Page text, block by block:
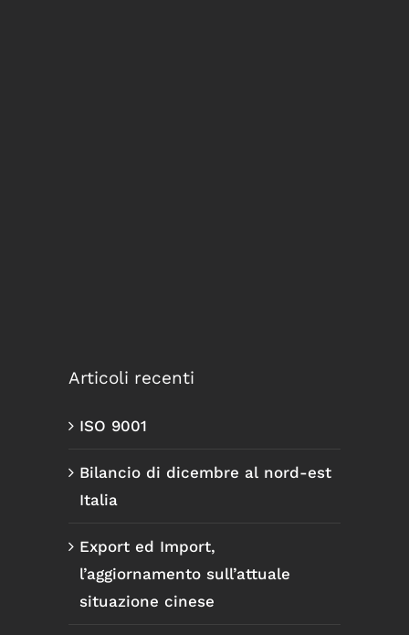
Articoli recenti
ISO 9001
Bilancio di dicembre al nord-est
Italia
Export ed Import,
l’aggiornamento sull’attuale
situazione cinese